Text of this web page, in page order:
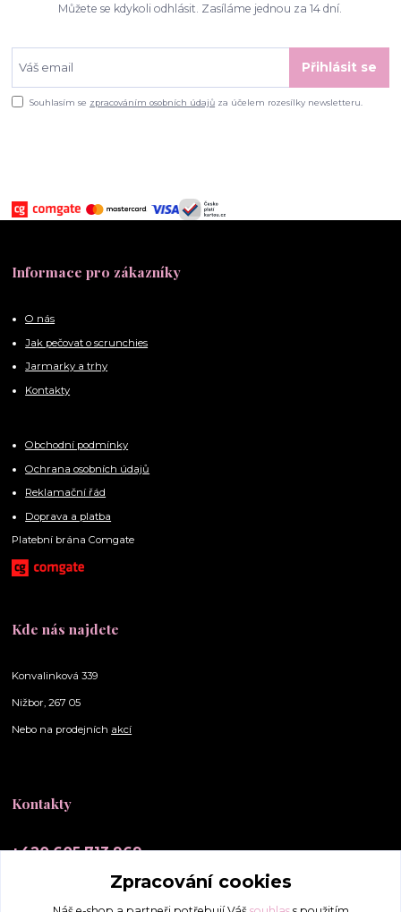
Můžete se kdykoli odhlásit. Zasíláme jednou za 14 dní.
Přihlásit se
Souhlasím se zpracováním osobních údajů za účelem rozesílky newsletteru.
Informace pro zákazníky
O nás
Jak pečovat o scrunchies
Jarmarky a trhy
Kontakty
Obchodní podmínky
Ochrana osobních údajů
Reklamační řád
Doprava a platba
Platební brána Comgate
Kde nás najdete
Konvalinková 339
Nižbor, 267 05
Nebo na prodejních akcí
Kontakty
+420 605 713 969
Zpracování cookies